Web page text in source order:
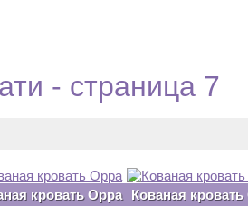
- страница 7
кровать Орра Кованая